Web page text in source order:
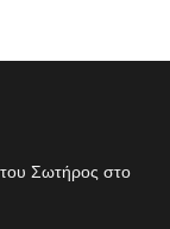
Σωτήρος στο